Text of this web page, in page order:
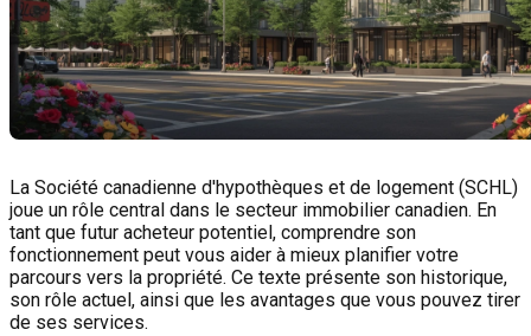
La Société canadienne d'hypothèques et de logement (SCHL)
joue un rôle central dans le secteur immobilier canadien. En
tant que futur acheteur potentiel, comprendre son
fonctionnement peut vous aider à mieux planifier votre
parcours vers la propriété. Ce texte présente son historique,
son rôle actuel, ainsi que les avantages que vous pouvez tirer
de ses services.